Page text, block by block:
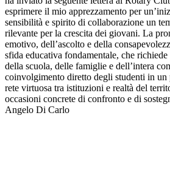
esprimere il mio apprezzamento per
sensibilità e spirito di collaborazione un
rilevante per la crescita dei giovani. La
emotivo, dell’ascolto e della
sfida educativa fondamentale, che
della scuola, delle famiglie e dell’intera
coinvolgimento diretto degli studenti in un
rete virtuosa tra istituzioni e realtà del
occasioni concrete di confronto e di
Angelo Di Carlo